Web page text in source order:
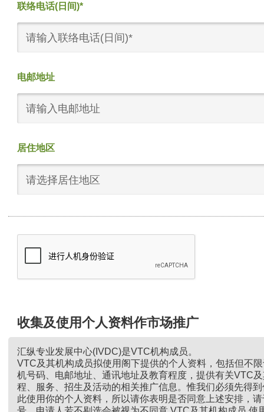
联络电话(日间)*
电邮地址
居住地区
请选择居住地区
收集及使用个人资料作市场推广
汇纵专业发展中心(IVDC)是VTC机构成员。
VTC及其机构成员拟使用阁下提供的个人资料，包括但不
机号码、电邮地址、通讯地址及教育程度，提供有关VTC
程、服务、招生及活动的相关推广信息。惟我们必须先得
此使用你的个人资料，所以请你表明是否同意上述安排，